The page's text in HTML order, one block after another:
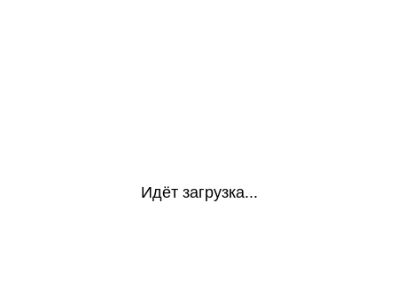
Идёт загрузка...